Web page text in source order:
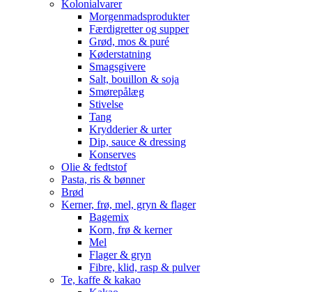
Kolonialvarer
Morgenmadsprodukter
Færdigretter og supper
Grød, mos & puré
Køderstatning
Smagsgivere
Salt, bouillon & soja
Smørepålæg
Stivelse
Tang
Krydderier & urter
Dip, sauce & dressing
Konserves
Olie & fedtstof
Pasta, ris & bønner
Brød
Kerner, frø, mel, gryn & flager
Bagemix
Korn, frø & kerner
Mel
Flager & gryn
Fibre, klid, rasp & pulver
Te, kaffe & kakao